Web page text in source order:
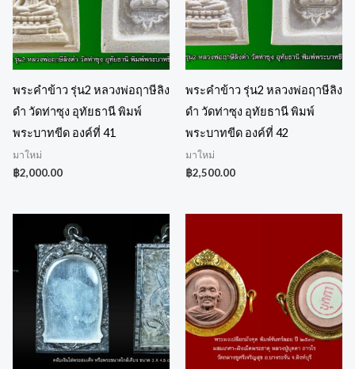
พระคำข้าว รุ่น2 หลวงพ่อฤาษีลิง
ดำ วัดท่าซุง อุทัยธานี พิมพ์
พระบาทขีด องค์ที่ 41
มาใหม่
฿2,000.00
พระคำข้าว รุ่น2 หลวงพ่อฤาษีลิง
ดำ วัดท่าซุง อุทัยธานี พิมพ์
พระบาทขีด องค์ที่ 42
มาใหม่
฿2,500.00